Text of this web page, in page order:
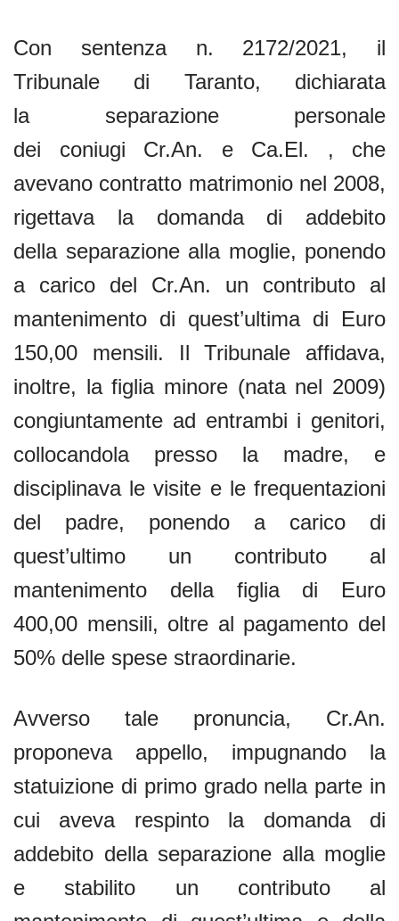
Con sentenza n. 2172/2021, il
Tribunale di Taranto, dichiarata
la separazione personale
dei coniugi Cr.An. e Ca.El. , che
avevano contratto matrimonio nel 2008,
rigettava la domanda di addebito
della separazione alla moglie, ponendo
a carico del Cr.An. un contributo al
mantenimento di quest’ultima di Euro
150,00 mensili. Il Tribunale affidava,
inoltre, la figlia minore (nata nel 2009)
congiuntamente ad entrambi i genitori,
collocandola presso la madre, e
disciplinava le visite e le frequentazioni
del padre, ponendo a carico di
quest’ultimo un contributo al
mantenimento della figlia di Euro
400,00 mensili, oltre al pagamento del
50% delle spese straordinarie.
Avverso tale pronuncia, Cr.An.
proponeva appello, impugnando la
statuizione di primo grado nella parte in
cui aveva respinto la domanda di
addebito della separazione alla moglie
e stabilito un contributo al